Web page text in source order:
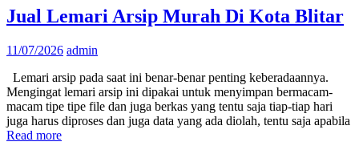
Jual Lemari Arsip Murah Di Kota Blitar
11/07/2026 admin
Lemari arsip pada saat ini benar-benar penting keberadaannya.
Mengingat lemari arsip ini dipakai untuk menyimpan bermacam-
macam tipe tipe file dan juga berkas yang tentu saja tiap-tiap hari
juga harus diproses dan juga data yang ada diolah, tentu saja apabila
Read more